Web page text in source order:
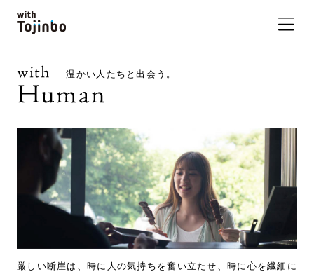
温かい人たちと出会う。
厳しい断崖は、時に人の気持ちを奮い立たせ、時に心を繊細に